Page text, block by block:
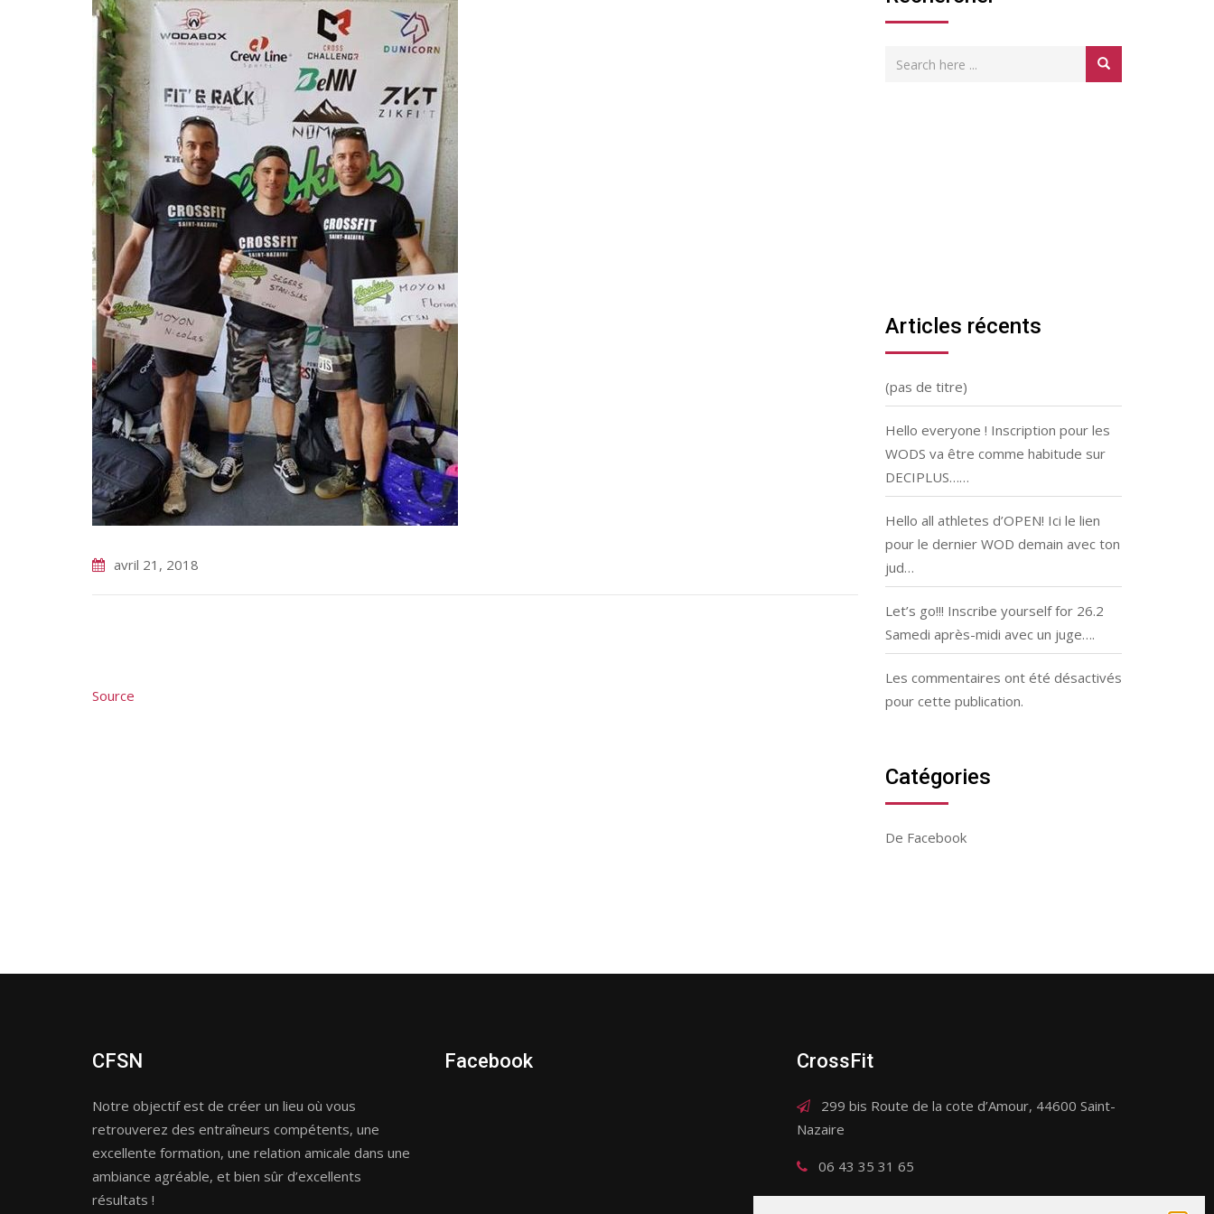
avril 21, 2018
Source
Articles récents
(pas de titre)
Hello everyone ! Inscription pour les
WODS va être comme habitude sur
DECIPLUS……
Hello all athletes d’OPEN! Ici le lien
pour le dernier WOD demain avec ton
jud…
Let’s go!!! Inscribe yourself for 26.2
Samedi après-midi avec un juge….
Les commentaires ont été désactivés
pour cette publication.
Catégories
De Facebook
CFSN
Notre objectif est de créer un lieu où vous
retrouverez des entraîneurs compétents, une
excellente formation, une relation amicale dans une
ambiance agréable, et bien sûr d’excellents
résultats !
Facebook CrossFit
299 bis Route de la cote d’Amour, 44600 Saint-
Nazaire
06 43 35 31 65